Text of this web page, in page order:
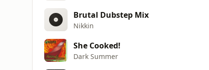
Brutal Dubstep Mix
Nikkin
She Cooked!
Dark Summer